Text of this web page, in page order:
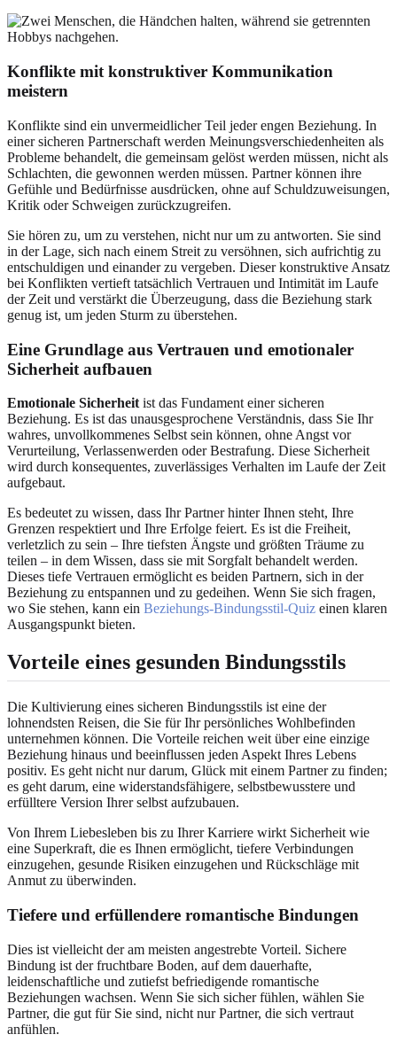
Konflikte mit konstruktiver Kommunikation
meistern
Konflikte sind ein unvermeidlicher Teil jeder engen Beziehung. In
einer sicheren Partnerschaft werden Meinungsverschiedenheiten als
Probleme behandelt, die gemeinsam gelöst werden müssen, nicht als
Schlachten, die gewonnen werden müssen. Partner können ihre
Gefühle und Bedürfnisse ausdrücken, ohne auf Schuldzuweisungen,
Kritik oder Schweigen zurückzugreifen.
Sie hören zu, um zu verstehen, nicht nur um zu antworten. Sie sind
in der Lage, sich nach einem Streit zu versöhnen, sich aufrichtig zu
entschuldigen und einander zu vergeben. Dieser konstruktive Ansatz
bei Konflikten vertieft tatsächlich Vertrauen und Intimität im Laufe
der Zeit und verstärkt die Überzeugung, dass die Beziehung stark
genug ist, um jeden Sturm zu überstehen.
Eine Grundlage aus Vertrauen und emotionaler
Sicherheit aufbauen
Emotionale Sicherheit ist das Fundament einer sicheren
Beziehung. Es ist das unausgesprochene Verständnis, dass Sie Ihr
wahres, unvollkommenes Selbst sein können, ohne Angst vor
Verurteilung, Verlassenwerden oder Bestrafung. Diese Sicherheit
wird durch konsequentes, zuverlässiges Verhalten im Laufe der Zeit
aufgebaut.
Es bedeutet zu wissen, dass Ihr Partner hinter Ihnen steht, Ihre
Grenzen respektiert und Ihre Erfolge feiert. Es ist die Freiheit,
verletzlich zu sein – Ihre tiefsten Ängste und größten Träume zu
teilen – in dem Wissen, dass sie mit Sorgfalt behandelt werden.
Dieses tiefe Vertrauen ermöglicht es beiden Partnern, sich in der
Beziehung zu entspannen und zu gedeihen. Wenn Sie sich fragen,
wo Sie stehen, kann ein Beziehungs-Bindungsstil-Quiz einen klaren
Ausgangspunkt bieten.
Vorteile eines gesunden Bindungsstils
Die Kultivierung eines sicheren Bindungsstils ist eine der
lohnendsten Reisen, die Sie für Ihr persönliches Wohlbefinden
unternehmen können. Die Vorteile reichen weit über eine einzige
Beziehung hinaus und beeinflussen jeden Aspekt Ihres Lebens
positiv. Es geht nicht nur darum, Glück mit einem Partner zu finden;
es geht darum, eine widerstandsfähigere, selbstbewusstere und
erfülltere Version Ihrer selbst aufzubauen.
Von Ihrem Liebesleben bis zu Ihrer Karriere wirkt Sicherheit wie
eine Superkraft, die es Ihnen ermöglicht, tiefere Verbindungen
einzugehen, gesunde Risiken einzugehen und Rückschläge mit
Anmut zu überwinden.
Tiefere und erfüllendere romantische Bindungen
Dies ist vielleicht der am meisten angestrebte Vorteil. Sichere
Bindung ist der fruchtbare Boden, auf dem dauerhafte,
leidenschaftliche und zutiefst befriedigende romantische
Beziehungen wachsen. Wenn Sie sich sicher fühlen, wählen Sie
Partner, die gut für Sie sind, nicht nur Partner, die sich vertraut
anfühlen.